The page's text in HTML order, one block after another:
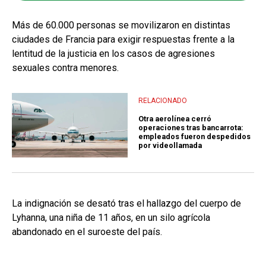
Más de 60.000 personas se movilizaron en distintas
ciudades de Francia para exigir respuestas frente a la
lentitud de la justicia en los casos de agresiones
sexuales contra menores.
RELACIONADO
Otra aerolínea cerró
operaciones tras bancarrota:
empleados fueron despedidos
por videollamada
La indignación se desató tras el hallazgo del cuerpo de
Lyhanna, una niña de 11 años, en un silo agrícola
abandonado en el suroeste del país.